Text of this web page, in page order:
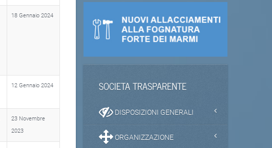
18 Gennaio 2024
12 Gennaio 2024
23 Novembre
2023
SOCIETA TRASPARENTE
DISPOSIZIONI GENERALI
ORGANIZZAZIONE